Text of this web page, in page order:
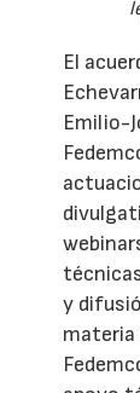
El
Emilio-
y
materia